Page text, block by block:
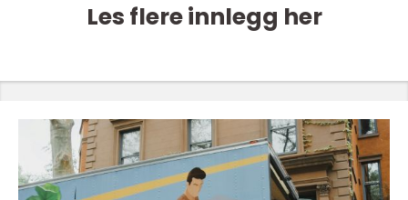
Les flere innlegg her